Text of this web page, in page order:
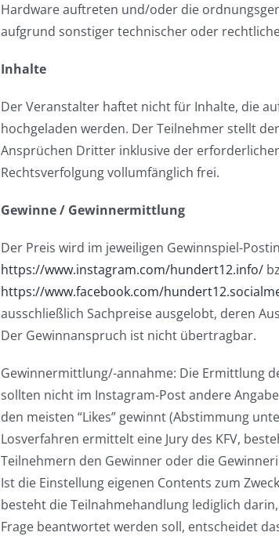
Hardware auftreten und/oder die
aufgrund sonstiger technischer oder
Inhalte
Der Veranstalter haftet nicht für Inhalte, die
hochgeladen werden. Der Teilnehmer stellt
Ansprüchen Dritter inklusive der
Rechtsverfolgung vollumfänglich frei.
Gewinne / Gewinnermittlung
Der Preis wird im jeweiligen Gewinnspiel-
https://www.instagram.com/hundert12.info/
https://www.facebook.com/
ausschließlich Sachpreise ausgelobt, deren
Der Gewinnanspruch ist nicht übertragbar.
Gewinnermittlung/-annahme: Die Ermittlung
sollten nicht im Instagram-Post andere
den meisten “Likes” gewinnt (Abstimmung
Losverfahren ermittelt eine Jury des KFV,
Teilnehmern den Gewinner oder die
Ist die Einstellung eigenen Contents zum
besteht die Teilnahmehandlung lediglich
Frage beantwortet werden soll, entscheidet